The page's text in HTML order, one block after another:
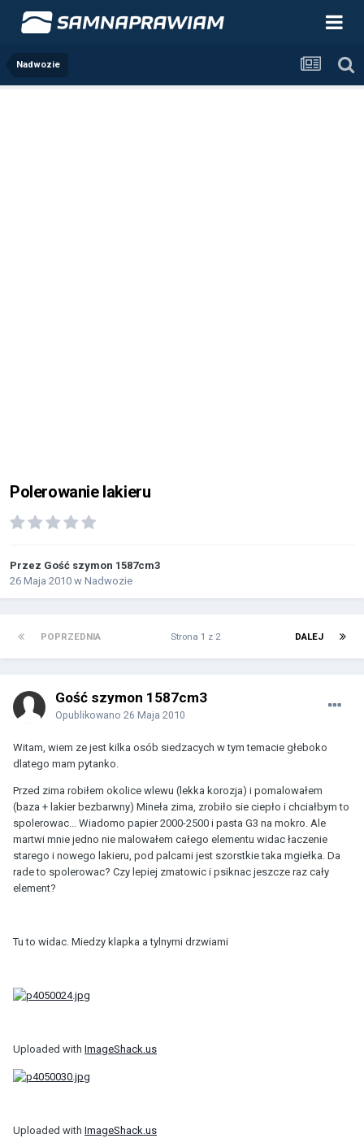
Nadwozie
Polerowanie lakieru
Przez Gość szymon 1587cm3
26 Maja 2010 w Nadwozie
POPRZEDNIA DALEJ
Strona 1 z 2
Gość szymon 1587cm3
Opublikowano 26 Maja 2010
Witam, wiem ze jest kilka osób siedzacych w tym temacie głeboko
dlatego mam pytanko.
Przed zima robiłem okolice wlewu (lekka korozja) i pomalowałem
(baza + lakier bezbarwny) Mineła zima, zrobiło sie ciepło i chciałbym to
spolerowac... Wiadomo papier 2000-2500 i pasta G3 na mokro. Ale
martwi mnie jedno nie malowałem całego elementu widac łaczenie
starego i nowego lakieru, pod palcami jest szorstkie taka mgiełka. Da
rade to spolerowac? Czy lepiej zmatowic i psiknac jeszcze raz cały
element?
Tu to widac. Miedzy klapka a tylnymi drzwiami
Uploaded with ImageShack.us
Uploaded with ImageShack.us